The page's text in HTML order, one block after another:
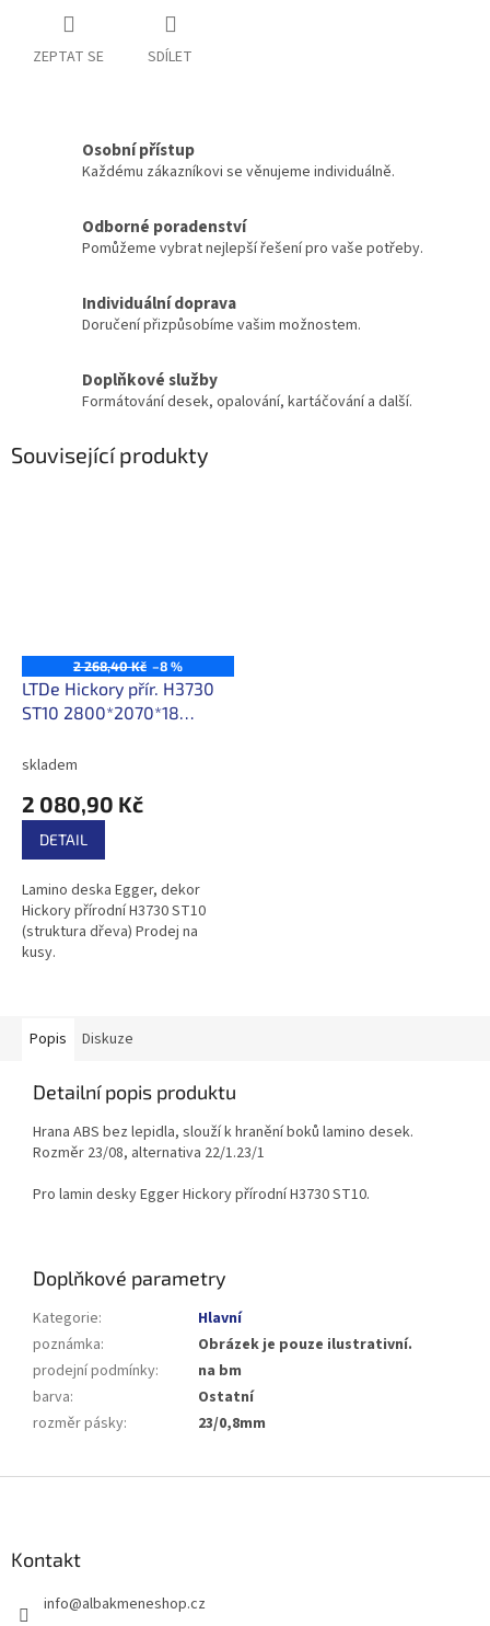
ZEPTAT SE SDÍLET
Osobní přístup
Každému zákazníkovi se věnujeme individuálně.
Odborné poradenství
Pomůžeme vybrat nejlepší řešení pro vaše potřeby.
Individuální doprava
Doručení přizpůsobíme vašim možnostem.
Doplňkové služby
Formátování desek, opalování, kartáčování a další.
Související produkty
2 268,40 Kč –8 %
LTDe Hickory přír. H3730
ST10 2800*2070*18
skladem
2 080,90 Kč
DETAIL
Lamino deska Egger, dekor
Hickory přírodní H3730 ST10
(struktura dřeva) Prodej na
kusy.
Popis Diskuze
Detailní popis produktu
Hrana ABS bez lepidla, slouží k hranění boků lamino desek.
Rozměr 23/08, alternativa 22/1.23/1
Pro lamin desky Egger Hickory přírodní H3730 ST10.
Doplňkové parametry
Kategorie:
Hlavní
poznámka:
Obrázek je pouze ilustrativní.
prodejní podmínky:
na bm
barva:
Ostatní
rozměr pásky: 23/0,8mm
Kontakt
info@albakmeneshop.cz